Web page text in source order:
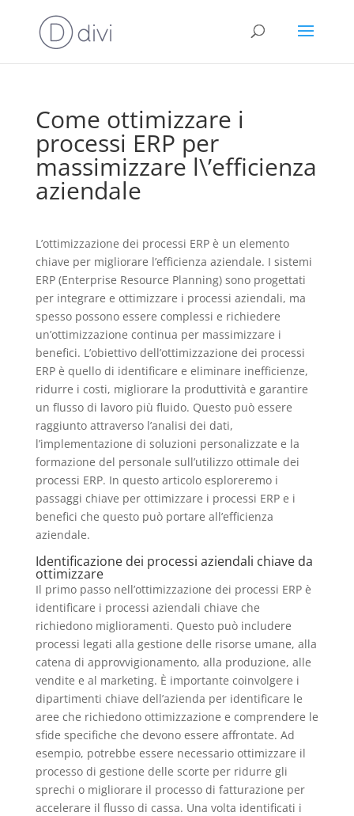
Come ottimizzare i
processi ERP per
massimizzare l\’efficienza
aziendale
L’ottimizzazione dei processi ERP è un elemento
chiave per migliorare l’efficienza aziendale. I sistemi
ERP (Enterprise Resource Planning) sono progettati
per integrare e ottimizzare i processi aziendali, ma
spesso possono essere complessi e richiedere
un’ottimizzazione continua per massimizzare i
benefici. L’obiettivo dell’ottimizzazione dei processi
ERP è quello di identificare e eliminare inefficienze,
ridurre i costi, migliorare la produttività e garantire
un flusso di lavoro più fluido. Questo può essere
raggiunto attraverso l’analisi dei dati,
l’implementazione di soluzioni personalizzate e la
formazione del personale sull’utilizzo ottimale dei
processi ERP. In questo articolo esploreremo i
passaggi chiave per ottimizzare i processi ERP e i
benefici che questo può portare all’efficienza
aziendale.
Identificazione dei processi aziendali chiave da
ottimizzare
Il primo passo nell’ottimizzazione dei processi ERP è
identificare i processi aziendali chiave che
richiedono miglioramenti. Questo può includere
processi legati alla gestione delle risorse umane, alla
catena di approvvigionamento, alla produzione, alle
vendite e al marketing. È importante coinvolgere i
dipartimenti chiave dell’azienda per identificare le
aree che richiedono ottimizzazione e comprendere le
sfide specifiche che devono essere affrontate. Ad
esempio, potrebbe essere necessario ottimizzare il
processo di gestione delle scorte per ridurre gli
sprechi o migliorare il processo di fatturazione per
accelerare il flusso di cassa. Una volta identificati i